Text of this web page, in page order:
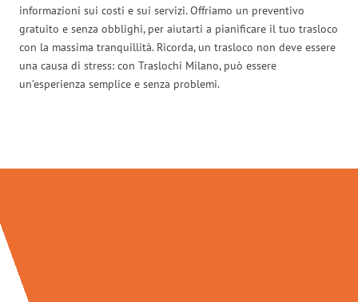
informazioni sui costi e sui servizi. Offriamo un preventivo
gratuito e senza obblighi, per aiutarti a pianificare il tuo trasloco
con la massima tranquillità. Ricorda, un trasloco non deve essere
una causa di stress: con Traslochi Milano, può essere
un’esperienza semplice e senza problemi.